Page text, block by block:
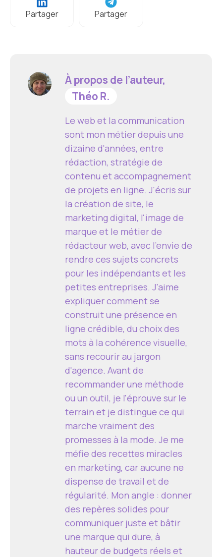
Partager Partager
À propos de l’auteur,
Théo R.
Le web et la communication
sont mon métier depuis une
dizaine d'années, entre
rédaction, stratégie de
contenu et accompagnement
de projets en ligne. J'écris sur
la création de site, le
marketing digital, l'image de
marque et le métier de
rédacteur web, avec l'envie de
rendre ces sujets concrets
pour les indépendants et les
petites entreprises. J'aime
expliquer comment se
construit une présence en
ligne crédible, du choix des
mots à la cohérence visuelle,
sans recourir au jargon
d'agence. Avant de
recommander une méthode
ou un outil, je l'éprouve sur le
terrain et je distingue ce qui
marche vraiment des
promesses à la mode. Je me
méfie des recettes miracles
en marketing, car aucune ne
dispense de travail et de
régularité. Mon angle : donner
des repères solides pour
communiquer juste et bâtir
une marque qui dure, à
hauteur de budgets réels et